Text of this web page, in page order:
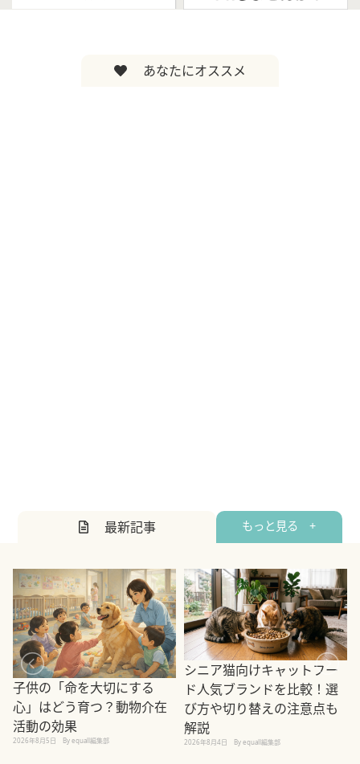
あなたにオススメ
最新記事 もっと見る +
子供の「命を大切にする
心」はどう育つ？動物介在
活動の効果
2026年8月5日 By equall編集部
シニア猫向けキャットフー
ド人気ブランドを比較！選
び方や切り替えの注意点も
解説
2026年8月4日 By equall編集部